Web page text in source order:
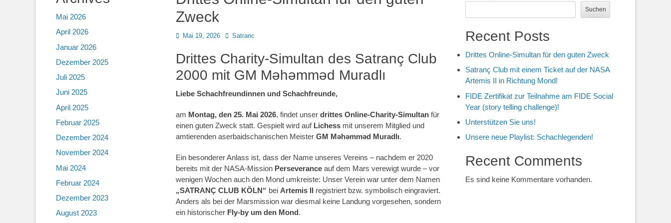
Zweck
PostedMai 19, 2026 AutorSatranc
Drittes Charity-Simultan des Satranç Club
2000 mit GM Məhəmməd Muradlı
Liebe Schachfreundinnen und Schachfreunde,
am Montag, den 25. Mai 2026, findet unser drittes Online-Charity-Simultan für
einen guten Zweck statt. Gespielt wird auf Lichess mit unserem Mitglied und
amtierenden aserbaidschanischen Meister GM Məhəmməd Muradlı.
Ein besonderer Anlass ist, dass der Name unseres Vereins – nachdem er 2020
bereits mit der NASA-Mission Perseverance auf dem Mars verewigt wurde – vor
wenigen Wochen auch den Mond umkreiste: Unser Verein war unter dem Namen
„SATRANÇ CLUB KÖLN“ bei Artemis II registriert bzw. symbolisch eingraviert.
Anders als bei der Marsmission war diesmal keine Landung vorgesehen, sondern
ein historischer Fly-by um den Mond.
Suchen
Recent Posts
Drittes Online-Simultan für den guten Zweck
Satranç Club mit einem Ticket auf der NASA
Artemis II in Richtung Mond!
FIDE Zertifikat zur Teilnahme am FIDE Social
Year (story telling challenge)!
Unterstützen Sie uns!
Unsere neue Playlist: Schachlegenden!
Recent Comments
Es sind keine Kommentare vorhanden.
Mai 2026
April 2026
Januar 2026
Dezember 2025
Juli 2025
Juni 2025
April 2025
Februar 2025
Dezember 2024
November 2024
Mai 2024
Februar 2024
Dezember 2023
August 2023